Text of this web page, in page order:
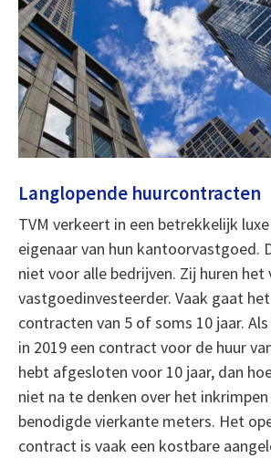
Langlopende huurcontracten
TVM verkeert in een betrekkelijk
eigenaar van hun kantoorvastgoed.
niet voor alle bedrijven. Zij huren het
vastgoedinvesteerder. Vaak gaat
contracten van 5 of soms 10 jaar.
in 2019 een contract voor de huur
hebt afgesloten voor 10 jaar, dan
niet na te denken over het
benodigde vierkante meters. Het
contract is vaak een kostbare